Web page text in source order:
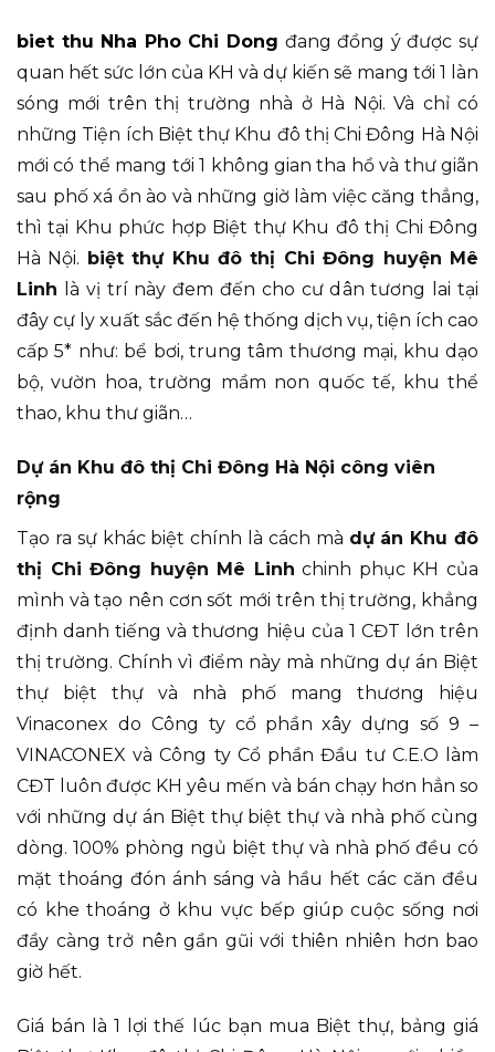
biet thu Nha Pho Chi Dong đang đồng ý được sự
quan hết sức lớn của KH và dự kiến sẽ mang tới 1 làn
sóng mới trên thị trường nhà ở Hà Nội. Và chỉ có
những Tiện ích Biệt thự Khu đô thị Chi Đông Hà Nội
mới có thể mang tới 1 không gian tha hồ và thư giãn
sau phố xá ồn ào và những giờ làm việc căng thẳng,
thì tại Khu phức hợp Biệt thự Khu đô thị Chi Đông
Hà Nội. biệt thự Khu đô thị Chi Đông huyện Mê
Linh là vị trí này đem đến cho cư dân tương lai tại
đây cự ly xuất sắc đến hệ thống dịch vụ, tiện ích cao
cấp 5* như: bể bơi, trung tâm thương mại, khu dạo
bộ, vườn hoa, trường mầm non quốc tế, khu thể
thao, khu thư giãn…
Dự án Khu đô thị Chi Đông Hà Nội công viên
rộng
Tạo ra sự khác biệt chính là cách mà dự án Khu đô
thị Chi Đông huyện Mê Linh chinh phục KH của
mình và tạo nên cơn sốt mới trên thị trường, khẳng
định danh tiếng và thương hiệu của 1 CĐT lớn trên
thị trường. Chính vì điểm này mà những dự án Biệt
thự biệt thự và nhà phố mang thương hiệu
Vinaconex do Công ty cổ phần xây dựng số 9 –
VINACONEX và Công ty Cổ phần Đầu tư C.E.O làm
CĐT luôn được KH yêu mến và bán chạy hơn hẳn so
với những dự án Biệt thự biệt thự và nhà phố cùng
dòng. 100% phòng ngủ biệt thự và nhà phố đều có
mặt thoáng đón ánh sáng và hầu hết các căn đều
có khe thoáng ở khu vực bếp giúp cuộc sống nơi
đầy càng trở nên gần gũi với thiên nhiên hơn bao
giờ hết.
Giá bán là 1 lợi thế lúc bạn mua Biệt thự, bảng giá